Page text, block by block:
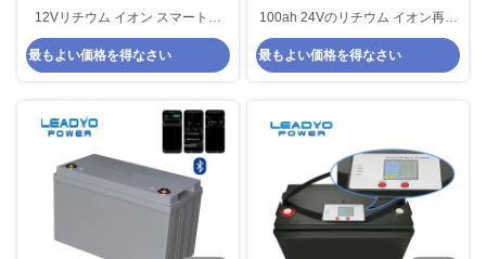
12Vリチウム イオン スマートな
BMSの深い周期RV電池の黒の金属
の箱
最もよい価格を得なさい
100ah 24Vのリチウム イオン再生
可能エネルギーおよび海兵隊員の
ための深い周期電池
最もよい価格を得なさい